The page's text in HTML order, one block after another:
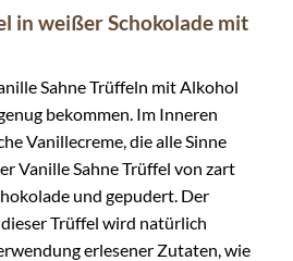
in weißer Schokolade mit
Sahne Trüffeln mit Alkohol
bekommen. Im Inneren
Vanillecreme, die alle Sinne
Vanille Sahne Trüffel von zart
und gepudert. Der
Trüffel wird natürlich
erlesener Zutaten, wie